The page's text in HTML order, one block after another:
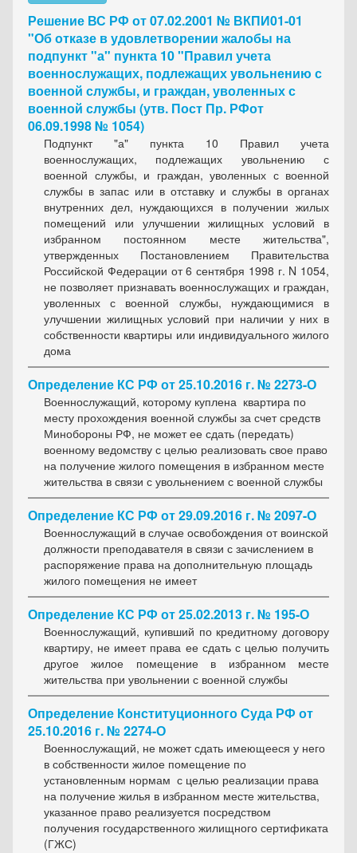
Решение ВС РФ от 07.02.2001 № ВКПИ01-01
"Об отказе в удовлетворении жалобы на
подпункт "а" пункта 10 "Правил учета
военнослужащих, подлежащих увольнению с
военной службы, и граждан, уволенных с
военной службы (утв. Пост Пр. РФот
06.09.1998 № 1054)
Подпункт "а" пункта 10 Правил учета
военнослужащих, подлежащих увольнению с
военной службы, и граждан, уволенных с военной
службы в запас или в отставку и службы в органах
внутренних дел, нуждающихся в получении жилых
помещений или улучшении жилищных условий в
избранном постоянном месте жительства",
утвержденных Постановлением Правительства
Российской Федерации от 6 сентября 1998 г. N 1054,
не позволяет признавать военнослужащих и граждан,
уволенных с военной службы, нуждающимися в
улучшении жилищных условий при наличии у них в
собственности квартиры или индивидуального жилого
дома
Определение КС РФ от 25.10.2016 г. № 2273-О
Военнослужащий, которому куплена квартира по
месту прохождения военной службы за счет средств
Минобороны РФ, не может ее сдать (передать)
военному ведомству с целью реализовать свое право
на получение жилого помещения в избранном месте
жительства в связи с увольнением с военной службы
Определение КС РФ от 29.09.2016 г. № 2097-О
Военнослужащий в случае освобождения от воинской
должности преподавателя в связи с зачислением в
распоряжение права на дополнительную площадь
жилого помещения не имеет
Определение КС РФ от 25.02.2013 г. № 195-О
Военнослужащий, купивший по кредитному договору
квартиру, не имеет права ее сдать с целью получить
другое жилое помещение в избранном месте
жительства при увольнении с военной службы
Определение Конституционного Суда РФ от
25.10.2016 г. № 2274-О
Военнослужащий, не может сдать имеющееся у него
в собственности жилое помещение по
установленным нормам с целью реализации права
на получение жилья в избранном месте жительства,
указанное право реализуется посредством
получения государственного жилищного сертификата
(ГЖС)